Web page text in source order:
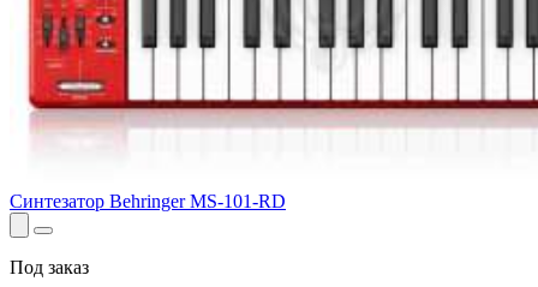
Синтезатор Behringer MS-101-RD
Под заказ